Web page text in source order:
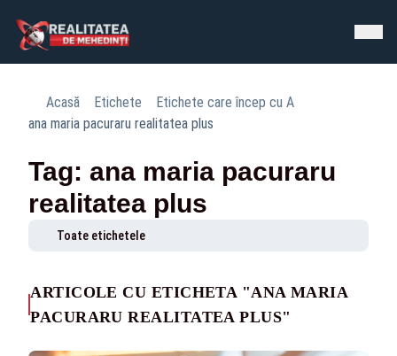
Acasă Etichete
Etichete care încep cu A
ana maria pacuraru realitatea plus
Tag: ana maria pacuraru
realitatea plus
Toate etichetele
ARTICOLE CU ETICHETA "ANA MARIA
PACURARU REALITATEA PLUS"